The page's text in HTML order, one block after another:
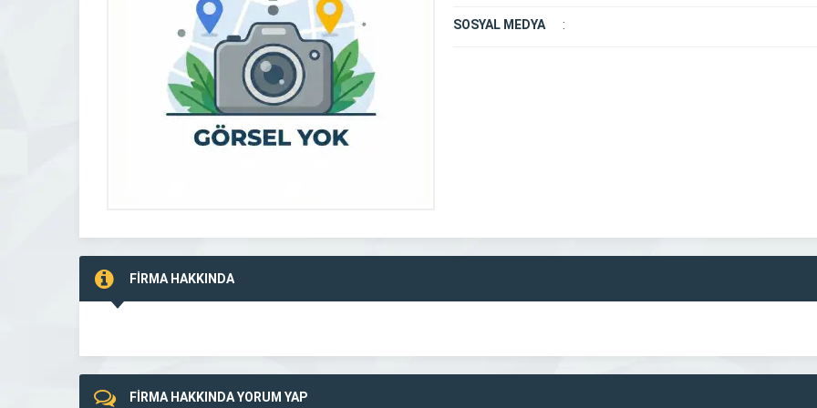
SOSYAL MEDYA :
FİRMA HAKKINDA
FİRMA HAKKINDA YORUM YAP